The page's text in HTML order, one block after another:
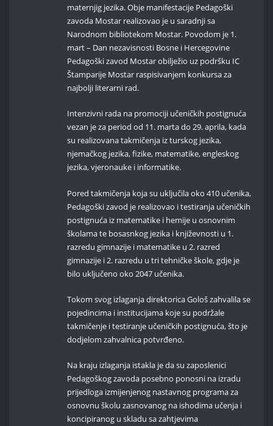
maternjig jezika. Obje manifestacije Pedagoški
zavoda Mostar realizovao je u saradnji sa
Narodnom bibliotekom Mostar. Povodom je 1.
mart – Dan nezavisnosti Bosne i Hercegovine
Pedagoški zavod Mostar obilježio uz podršku IC
Štamparije Mostar raspisivanjem konkursa za
najbolji literarni rad.
Intenzivni rada na promociji učeničkih postignuća
vezan je za period od 11. marta do 29. aprila, kada
su realizovana takmičenja iz turskog jezika,
njemačkog jezika, fizike, matematike, engleskog
jezika, vjeronauke i informatike.
Pored takmičenja koja su uključila oko 410 učenika,
Pedagoški zavod je realizovao i testiranja učeničkih
postignuća iz matematike i hemije u osnovnim
školama te bosasnkog jezika i književnosti u 1.
razredu gimnazije i matematike u 2. razred
gimnazije i 2. razredu u tri tehničke škole, gdje je
bilo uključeno oko 2047 učenika.
Tokom svog izlaganja direktorica Gološ zahvalila se
pojedincima i institucijama koje su podržale
takmičenje i testiranje učeničkih postignuća, što je
dodjelom zahvalnica potvrđeno.
Na kraju izlaganja istakla je da su zaposlenici
Pedagoškog zavoda posebno ponosni na izradu
prijedloga izmijenjenog nastavnog programa za
osnovnu školu zasnovanog na ishodima učenja i
koncipiranog u skladu sa zahtjevima